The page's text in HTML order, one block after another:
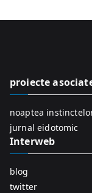
proiecte
noaptea
jurnal eidotomic
Interweb
blog
twitter